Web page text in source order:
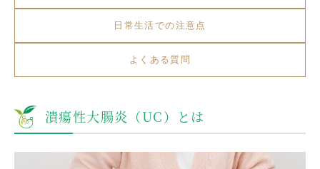
日常生活での注意点
よくある質問
潰瘍性大腸炎（UC）とは